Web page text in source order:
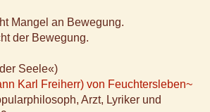
Mangel an Bewegung.
der Bewegung.
Seele«)
Karl Freiherr) von Feuchtersleben~
Arzt, Lyriker und